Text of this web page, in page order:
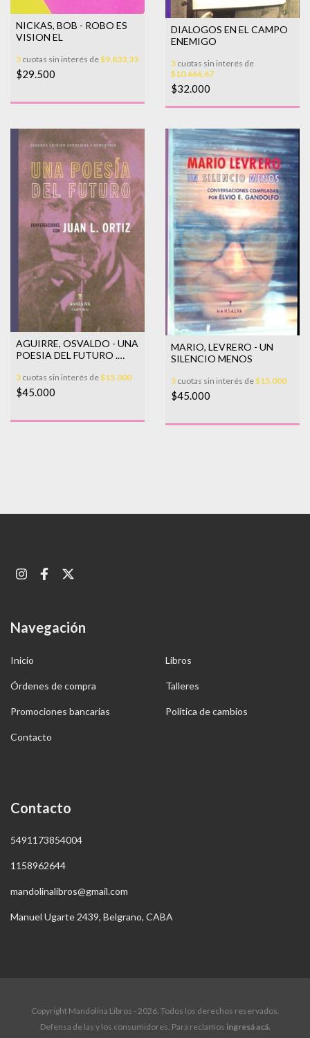
NICKAS, BOB - ROBO ES
VISION EL
3 cuotas sin interés de$9.833,33
$29.500
DIALOGOS EN EL CAMPO
ENEMIGO
3 cuotas sin interés de
$10.666,67
$32.000
AGUIRRE, OSVALDO - UNA
POESIA DEL FUTURO .
3 cuotas sin interés de$15.000
$45.000
MARIO, LEVRERO - UN
SILENCIO MENOS
3 cuotas sin interés de$15.000
$45.000
Navegación
Inicio Libros
Órdenes de compra Talleres
Promociones bancarias Política de cambios
Contacto
Contacto
5491173854004
1158962644
mandolinalibros@gmail.com
Manuel Ugarte 2439, Belgrano, CABA
Copyright Mandolina Libros - 2026. Todos los derechos reservados.
Defensa de las y los consumidores. Para reclamos ingresá acá.